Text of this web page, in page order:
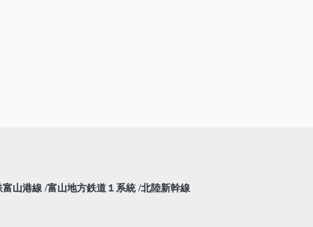
富山港線 富山地方鉄道１系統 北陸新幹線